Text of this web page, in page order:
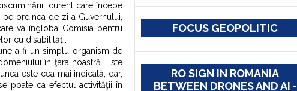
curent care începe
ordinea de zi a Guvernului,
va îngloba Comisia pentru
cu disabilităţi.
a fi un simplu organism de
în ţara noastră. Este
este cea mai indicată, dar,
poate ca efectul activităţii în
FOCUS GEOPOLITIC
RO SIGN IN ROMANIA
BETWEEN DRONES AND AI -